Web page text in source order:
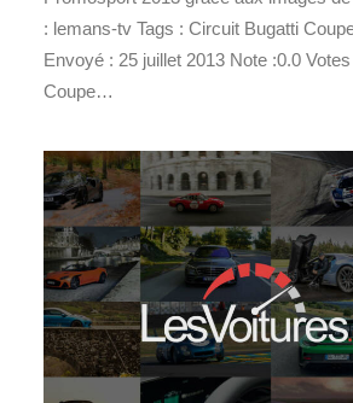
: lemans-tv Tags : Circuit Bugatti
Envoyé : 25 juillet 2013 Note :0.0
Coupe…